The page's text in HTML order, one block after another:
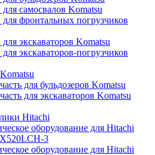
самосвалов Komatsu
фронтальных погрузчиков
экскаваторов Komatsu
экскаваторов-погрузчиков
для бульдозеров Komatsu
для экскаваторов Komatsu
Hitachi
оборудование для Hitachi
3
оборудование для Hitachi